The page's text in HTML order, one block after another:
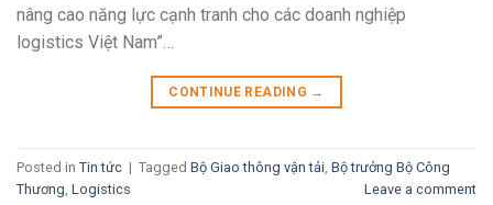
nâng cao năng lực cạnh tranh cho các doanh nghiệp
logistics Việt Nam”…
CONTINUE READING →
Posted in Tin tức | Tagged Bộ Giao thông vận tải Bộ trưởng Bộ Công
Thương Logistics Leave a comment